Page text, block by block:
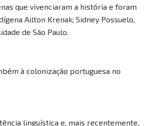
que vivenciaram a história e foram
Ailton Krenak; Sidney Possuelo,
de São Paulo.
à colonização portuguesa no
linguística e, mais recentemente,